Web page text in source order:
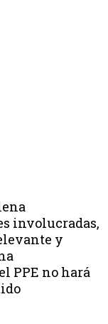
involucradas,
y
PPE no hará